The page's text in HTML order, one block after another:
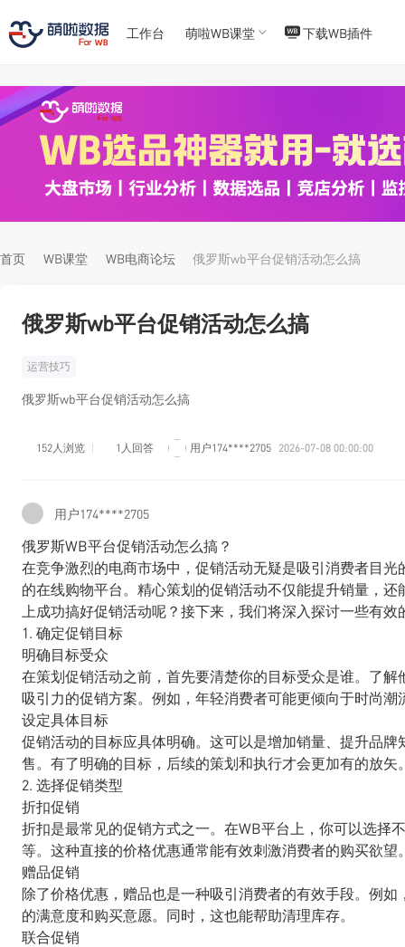
45
工作台 萌啦WB课堂 下载WB插件
首页 WB课堂 WB电商论坛 俄罗斯wb平台促销活动怎么搞
俄罗斯wb平台促销活动怎么搞
运营技巧
俄罗斯wb平台促销活动怎么搞
152人浏览 1人回答 用户174****2705 2026-07-08 00:00:00
用户174****2705
俄罗斯WB平台促销活动怎么搞？
在竞争激烈的电商市场中，促销活动无疑是吸引消费者目
的在线购物平台。精心策划的促销活动不仅能提升销量，
上成功搞好促销活动呢？接下来，我们将深入探讨一些有效
1. 确定促销目标
明确目标受众
在策划促销活动之前，首先要清楚你的目标受众是谁。了
吸引力的促销方案。例如，年轻消费者可能更倾向于时尚
设定具体目标
促销活动的目标应具体明确。这可以是增加销量、提升品
售。有了明确的目标，后续的策划和执行才会更加有的放矢
2. 选择促销类型
折扣促销
折扣是最常见的促销方式之一。在WB平台上，你可以选择
等。这种直接的价格优惠通常能有效刺激消费者的购买欲望
赠品促销
除了价格优惠，赠品也是一种吸引消费者的有效手段。例
的满意度和购买意愿。同时，这也能帮助清理库存。
联合促销